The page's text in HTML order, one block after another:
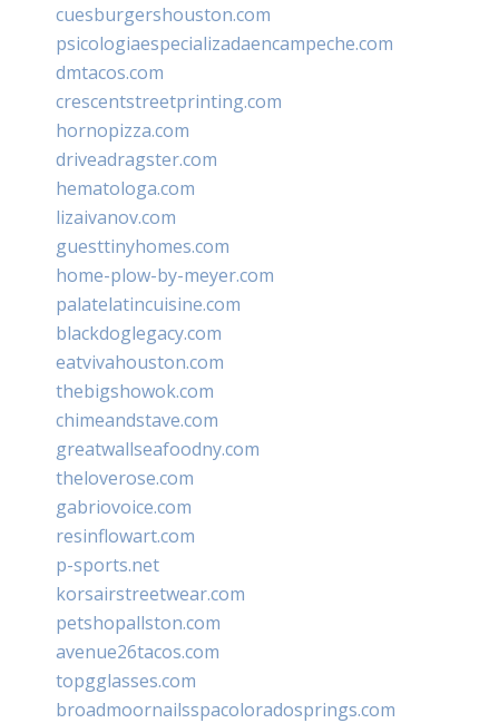
cuesburgershouston.com
psicologiaespecializadaencampeche.com
dmtacos.com
crescentstreetprinting.com
hornopizza.com
driveadragster.com
hematologa.com
lizaivanov.com
guesttinyhomes.com
home-plow-by-meyer.com
palatelatincuisine.com
blackdoglegacy.com
eatvivahouston.com
thebigshowok.com
chimeandstave.com
greatwallseafoodny.com
theloverose.com
gabriovoice.com
resinflowart.com
p-sports.net
korsairstreetwear.com
petshopallston.com
avenue26tacos.com
topgglasses.com
broadmoornailsspacoloradosprings.com